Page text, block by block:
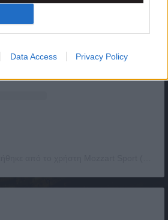
Data Access Privacy Policy